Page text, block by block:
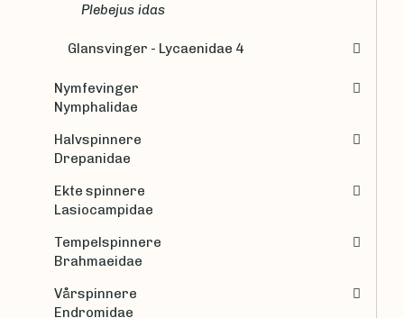
Plebejus idas
Glansvinger - Lycaenidae 4
Nymfevinger
Nymphalidae
Halvspinnere
Drepanidae
Ekte spinnere
Lasiocampidae
Tempelspinnere
Brahmaeidae
Vårspinnere
Endromidae